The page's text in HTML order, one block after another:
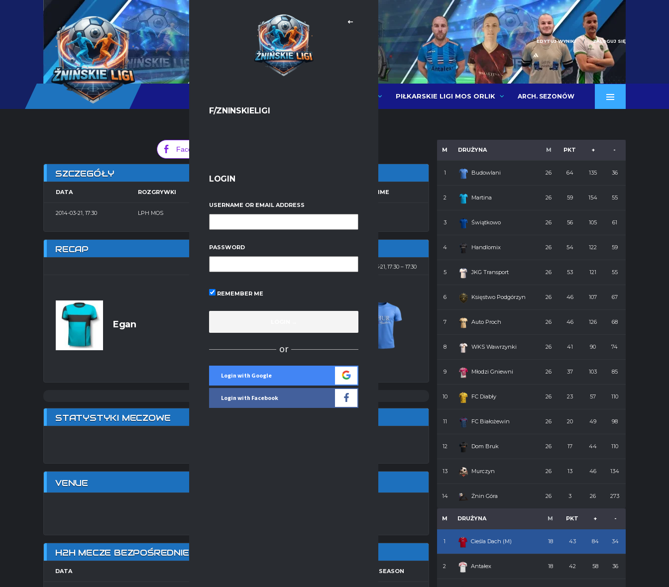
EDYTUJ WYNIKI ZALOGUJ SIĘ
PIŁKARSKIE LIGI MOS ORLIK ARCH. SEZONÓW
F/ZNINSKIELIGI
LOGIN
USERNAME OR EMAIL ADDRESS
PASSWORD
REMEMBER ME
or
Login with Google
Login with Facebook
Facebook
SZCZEGÓŁY
DATA ROZGRYWKI FULL TIME
2014-03-21, 17:30 LPH MOS Hala 2013/2014 22 30'
RECAP
2014-03-21, 17:30 17:30
Egan
Wynik
STATYSTYKI MECZOWE
VENUE
H2H MECZE BEZPOŚREDNIE
DATA SEASON
M DRUŻYNA M PKT + -
1 Budowlani 26 64 135 36
2 Martina 26 59 154 55
3 Świątkowo 26 56 105 61
4 Handlomix 26 54 122 59
5 JKG Transport 26 53 121 55
6 Księstwo Podgórzyn 26 46 107 67
7 Auto Proch 26 46 126 68
8 WKS Wawrzynki 26 41 90 74
9 Młodzi Gniewni 26 37 103 85
10 FC Diabły 26 23 57 110
11 FC Białożewin 26 20 49 98
12 Dom Bruk 26 17 44 110
13 Murczyn 26 13 46 134
14 Żnin Góra 26 3 26 273
M DRUŻYNA M PKT + -
1 Cieśla Dach (M) 18 43 84 34
2 Antałex 18 42 58 36